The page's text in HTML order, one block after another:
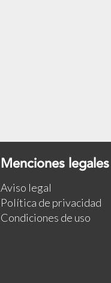
Menciones legales
Aviso legal
Política de privacidad
Condiciones de uso